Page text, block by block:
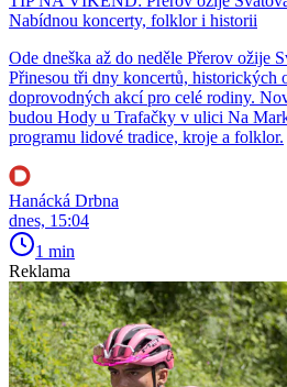
Nabídnou koncerty, folklor i historii
Ode dneška až do neděle Přerov ožije
Přinesou tři dny koncertů, historických
doprovodných akcí pro celé rodiny.
budou Hody u Trafačky v ulici Na
programu lidové tradice, kroje a folklor.
Hanácká Drbna
dnes, 15:04
1 min
Reklama